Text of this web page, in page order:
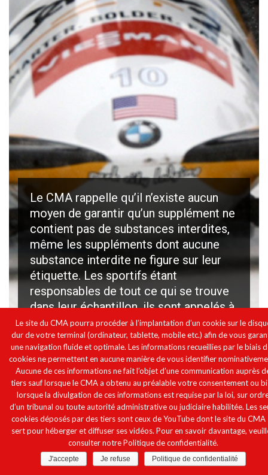
Le CMA rappelle qu’il n’existe aucun
moyen de garantir qu’un supplément ne
contient pas de substances interdites,
même les suppléments dont aucune
substance interdite ne figure sur leur
étiquette. Les sportifs étant
responsables de tout ce qui se trouve
dans leur échantillon, ils sont appelés à
faire preuve de la plus grande vigilance.
POLITIQUE EN MATIÈRE D’INJECTION
Le site du CMA pourra procéder à l’implantation d’un cookie sur le
dur de votre terminal (ordinateur, tablette, mobile etc.) afin de vous
une navigation fluide et optimale. Les informations recueillies par le biais
cookies ne permettent en aucune manière de vous identifier
Aucune de ces informations ne fait l’objet d’une communication auprès
tiers sauf lorsque le CMA a obtenu au préalable votre consentement ou
lorsque la divulgation de ces informations est requise par la loi, sur
d’un tribunal ou toute autorité administrative ou judiciaire habilitée. Les
cookies déposés par des tiers sont ceux de YouTube dont le site du CMA
sert pour héberger et diffuser ses vidéos. Pour en savoir davantage,
consulter notre Politique de confidentialité.
J'accepte Je refuse Politique de confidentialité